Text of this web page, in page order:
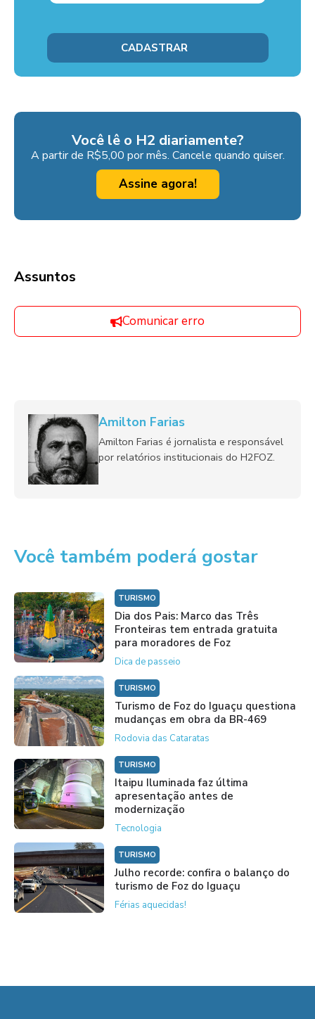
Você lê o H2 diariamente?
A partir de R$5,00 por mês. Cancele quando quiser.
Assine agora!
Assuntos
Comunicar erro
Amilton Farias
Amilton Farias é jornalista e responsável
por relatórios institucionais do H2FOZ.
Você também poderá gostar
TURISMO
Dia dos Pais: Marco das Três
Fronteiras tem entrada gratuita
para moradores de Foz
Dica de passeio
TURISMO
Turismo de Foz do Iguaçu questiona
mudanças em obra da BR-469
Rodovia das Cataratas
TURISMO
Itaipu Iluminada faz última
apresentação antes de
modernização
Tecnologia
TURISMO
Julho recorde: confira o balanço do
turismo de Foz do Iguaçu
Férias aquecidas!